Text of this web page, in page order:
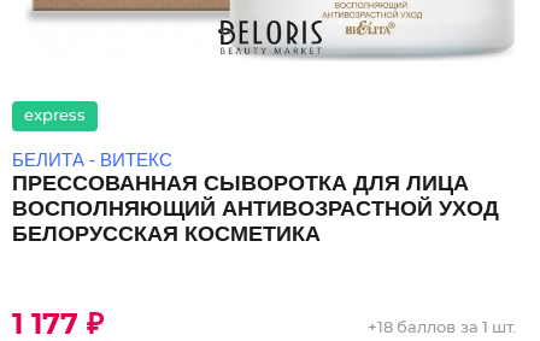
express
БЕЛИТА - ВИТЕКС
ПРЕССОВАННАЯ СЫВОРОТКА ДЛЯ ЛИЦА
ВОСПОЛНЯЮЩИЙ АНТИВОЗРАСТНОЙ УХОД
БЕЛОРУССКАЯ КОСМЕТИКА
1 177 ₽ +18 баллов за 1 шт.